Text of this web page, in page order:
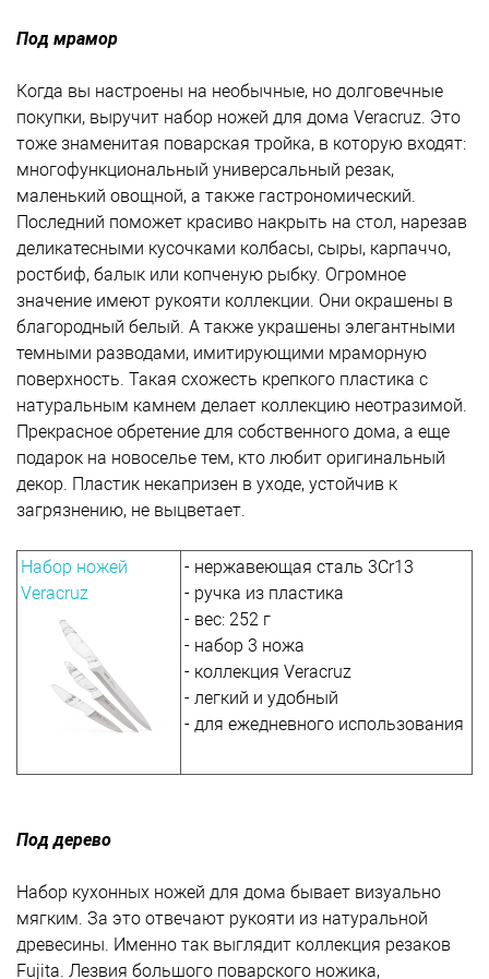
Под мрамор
Когда вы настроены на необычные, но долговечные
покупки, выручит набор ножей для дома Veracruz. Это
тоже знаменитая поварская тройка, в которую входят:
многофункциональный универсальный резак,
маленький овощной, а также гастрономический.
Последний поможет красиво накрыть на стол, нарезав
деликатесными кусочками колбасы, сыры, карпаччо,
ростбиф, балык или копченую рыбку. Огромное
значение имеют рукояти коллекции. Они окрашены в
благородный белый. А также украшены элегантными
темными разводами, имитирующими мраморную
поверхность. Такая схожесть крепкого пластика с
натуральным камнем делает коллекцию неотразимой.
Прекрасное обретение для собственного дома, а еще
подарок на новоселье тем, кто любит оригинальный
декор. Пластик некапризен в уходе, устойчив к
загрязнению, не выцветает.
Набор ножей
Veracruz
- нержавеющая сталь 3Cr13
- ручка из пластика
- вес: 252 г
- набор 3 ножа
- коллекция Veracruz
- легкий и удобный
- для ежедневного использования
Под дерево
Набор кухонных ножей для дома бывает визуально
мягким. За это отвечают рукояти из натуральной
древесины. Именно так выглядит коллекция резаков
Fujita. Лезвия большого поварского ножика,